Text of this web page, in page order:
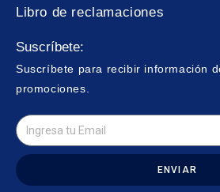
Libro de reclamaciones
Suscríbete:
Suscríbete para recibir información
promociones.
ENVIAR